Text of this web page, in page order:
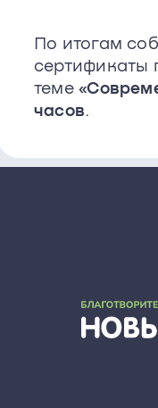
По итогам
сертификаты
теме
часов.